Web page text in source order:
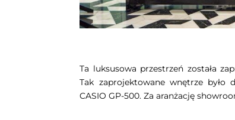
Ta luksusowa przestrzeń została
Tak zaprojektowane wnętrze było
CASIO GP-500. Za aranżację